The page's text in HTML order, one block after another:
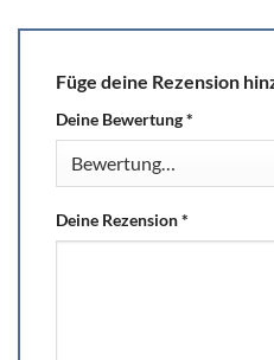
Füge deine Rezension
Deine Bewertung*
Deine Rezension*